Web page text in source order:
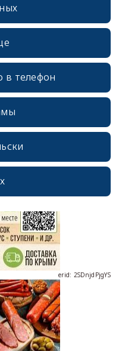
в телефон
erid: 2SDnjdPjgYS
erid: 2SDnjdvhGXG